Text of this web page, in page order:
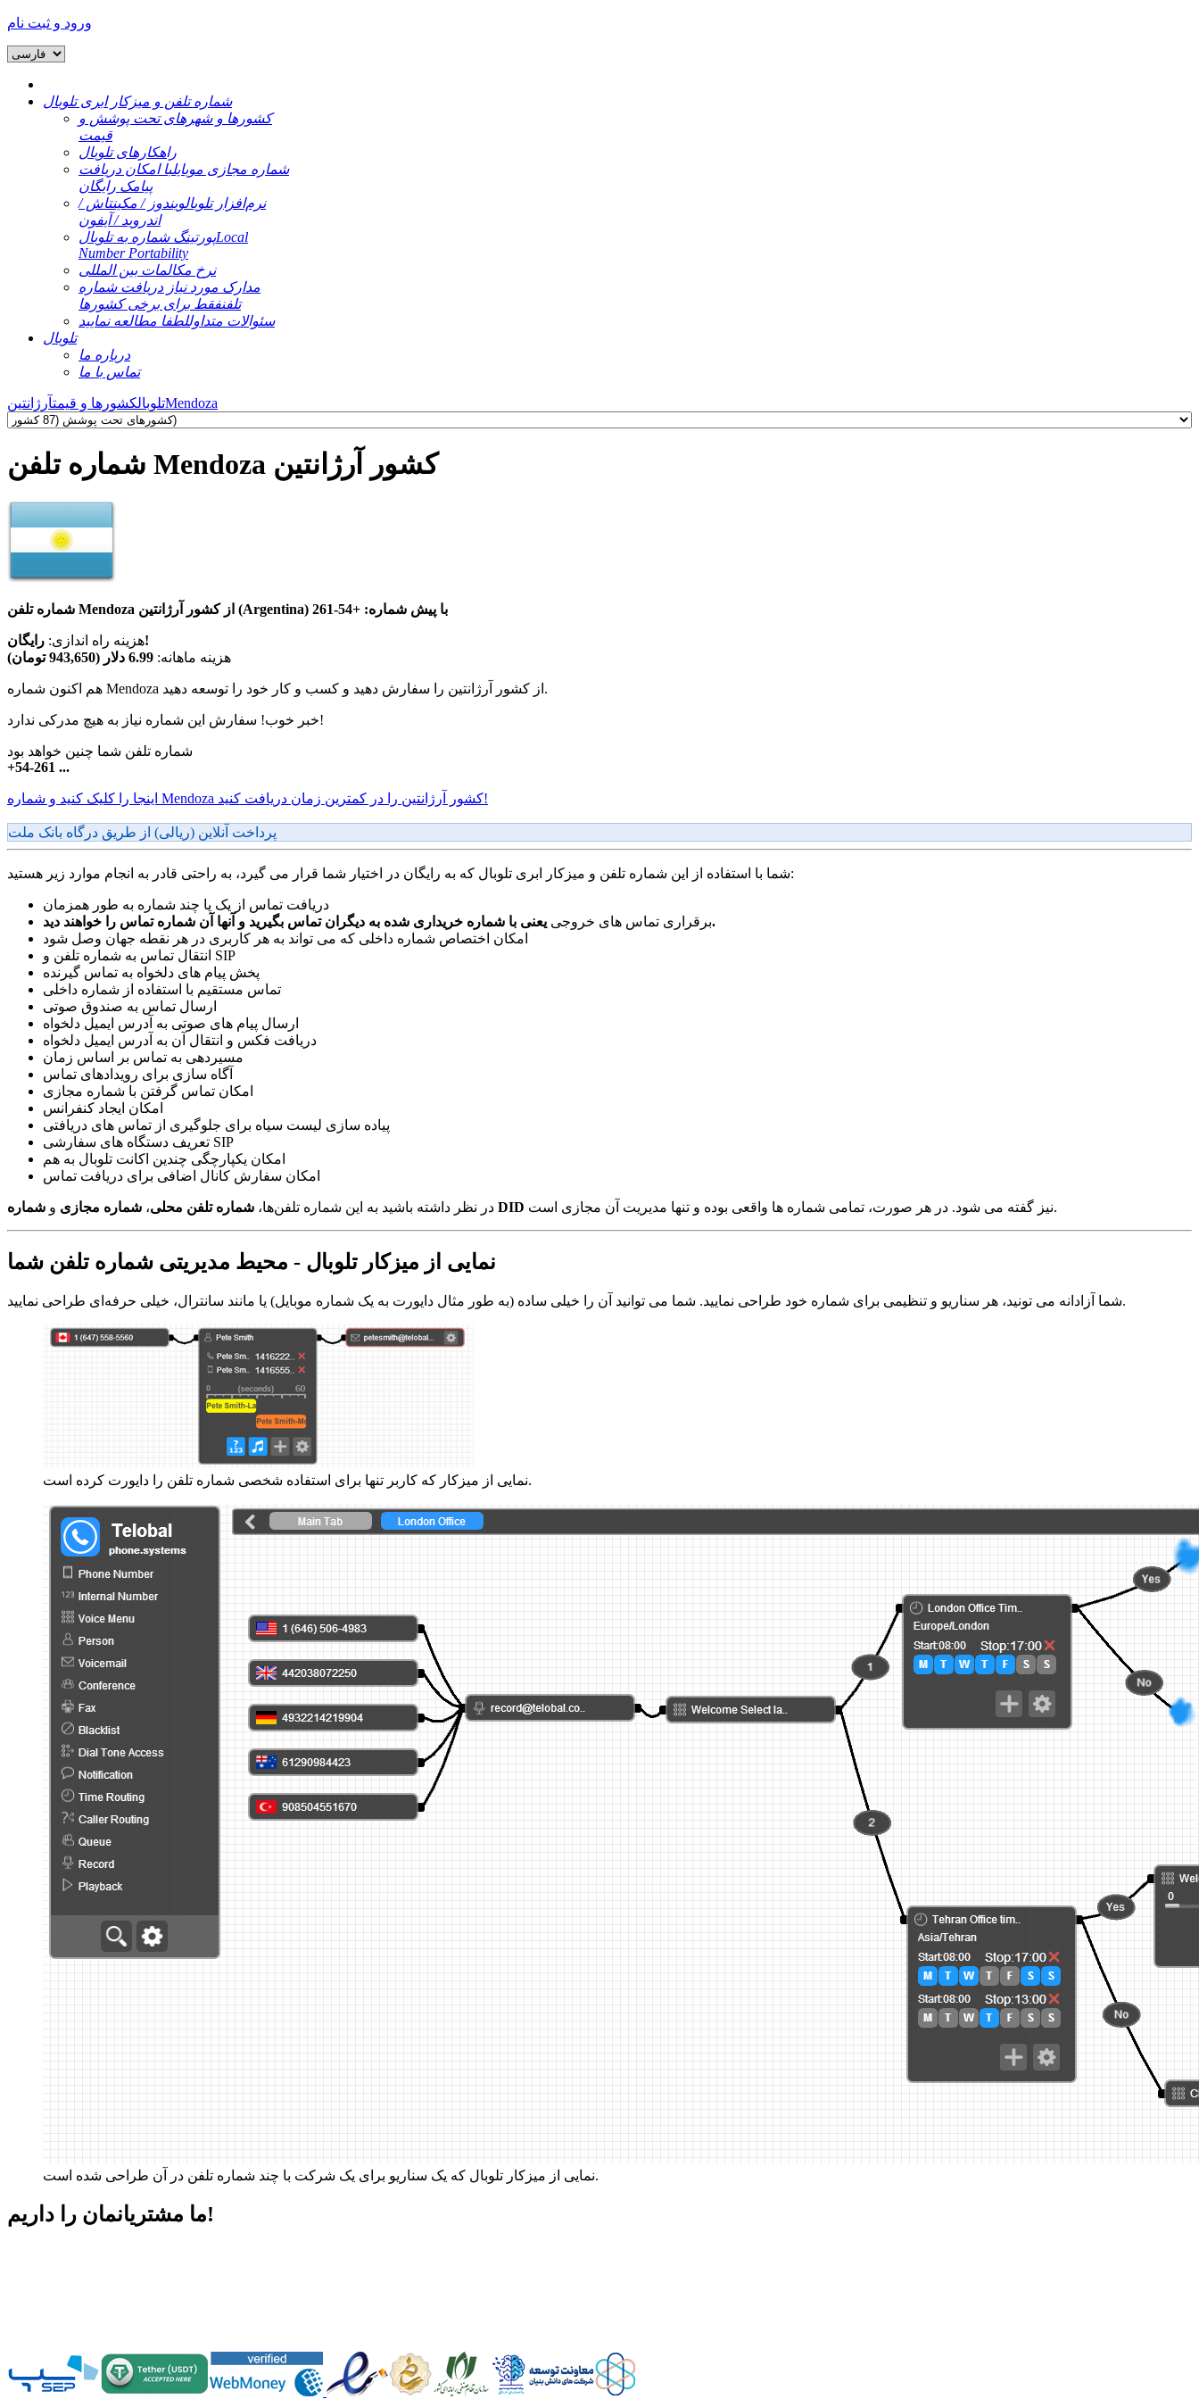
ورود و ثبت نام
شماره تلفن و میزکار ابری تلوبال
کشورها و شهرهای تحت پوشش و
قیمت
راهکارهای تلوبال
شماره مجازی موبایلبا امکان دریافت
پیامک رایگان
نرم‌افزار تلوبالویندوز / مکینتاش /
اندروید / آیفون
پورتینگ شماره به تلوبالLocal
Number Portability
نرخ مکالمات بین المللی
مدارک مورد نیاز دریافت شماره
تلفنفقط برای برخی کشورها
سئوالات متداوللطفا مطالعه نمایید
تلوبال
درباره ما
تماس با ما
تلوبالکشورها و قیمتآرژانتین Mendoza
شماره تلفن Mendoza کشور آرژانتین
شماره تلفن Mendoza از کشور آرژانتین (Argentina) با پیش شماره: +54-261
هزینه راه اندازی:رایگان!
هزینه ماهانه: 6.99 دلار (943,650 تومان)
هم اکنون شماره Mendoza از کشور آرژانتین را سفارش دهید و کسب و کار خود را توسعه دهید.
خبر خوب! سفارش این شماره نیاز به هیچ مدرکی ندارد!
شماره تلفن شما چنین خواهد بود
+54-261 ...
اینجا را کلیک کنید و شماره Mendoza کشور آرژانتین را در کمترین زمان دریافت کنید!
پرداخت آنلاین (ریالی) از طریق درگاه بانک ملت
شما با استفاده از این شماره تلفن و میزکار ابری تلوبال که به رایگان در اختیار شما قرار می گیرد، به راحتی قادر به انجام موارد زیر هستید:
دریافت تماس از یک یا چند شماره به طور همزمان
برقراری تماس های خروجییعنی با شماره خریداری شده به دیگران تماس بگیرید و آنها آن شماره تماس را خواهند دید.
امکان اختصاص شماره داخلی که می تواند به هر کاربری در هر نقطه جهان وصل شود
انتقال تماس به شماره تلفن و SIP
پخش پیام های دلخواه به تماس گیرنده
تماس مستقیم با استفاده از شماره داخلی
ارسال تماس به صندوق صوتی
ارسال پیام های صوتی به آدرس ایمیل دلخواه
دریافت فکس و انتقال آن به آدرس ایمیل دلخواه
مسیردهی به تماس بر اساس زمان
آگاه سازی برای رویدادهای تماس
امکان تماس گرفتن با شماره مجازی
امکان ایجاد کنفرانس
پیاده سازی لیست سیاه برای جلوگیری از تماس های دریافتی
تعریف دستگاه های سفارشی SIP
امکان یکپارچگی چندین اکانت تلوبال به هم
امکان سفارش کانال اضافی برای دریافت تماس
در نظر داشته باشید به این شماره تلفن‌ها، شماره تلفن محلی، شماره مجازی و شماره DID نیز گفته می شود. در هر صورت، تمامی شماره ها واقعی بوده و تنها مدیریت آن مجازی است.
نمایی از میزکار تلوبال - محیط مدیریتی شماره تلفن شما
شما آزادانه می تونید، هر سناریو و تنظیمی برای شماره خود طراحی نمایید. شما می توانید آن را خیلی ساده (به طور مثال دایورت به یک شماره موبایل) یا مانند سانترال، خیلی حرفه‌ای طراحی نمایید.
نمایی از میزکار که کاربر تنها برای استفاده شخصی شماره تلفن را دایورت کرده است.
نمایی از میزکار تلوبال که یک سناریو برای یک شرکت با چند شماره تلفن در آن طراحی شده است.
ما مشتریانمان راداریم!